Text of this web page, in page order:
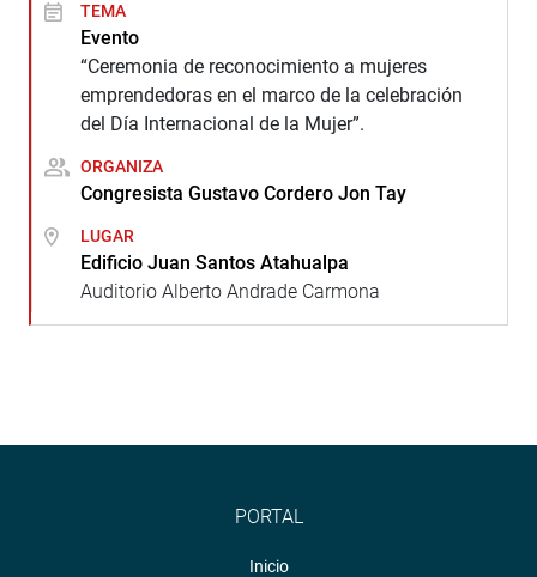
TEMA
Evento
“Ceremonia de reconocimiento a mujeres
emprendedoras en el marco de la celebración
del Día Internacional de la Mujer”.
ORGANIZA
Congresista Gustavo Cordero Jon Tay
LUGAR
Edificio Juan Santos Atahualpa
Auditorio Alberto Andrade Carmona
PORTAL
Inicio